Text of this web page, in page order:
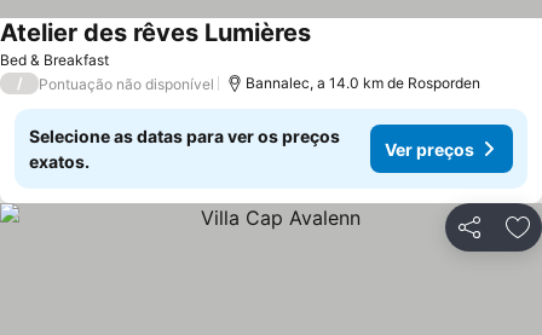
Bed & Breakfast
Atelier des rêves LumièresVer preços
/ Pontuação não disponível Bannalec, a 14.0 km de Rosporden
Selecione as datas para ver os preços
exatos.
Ver preços
Partilhar